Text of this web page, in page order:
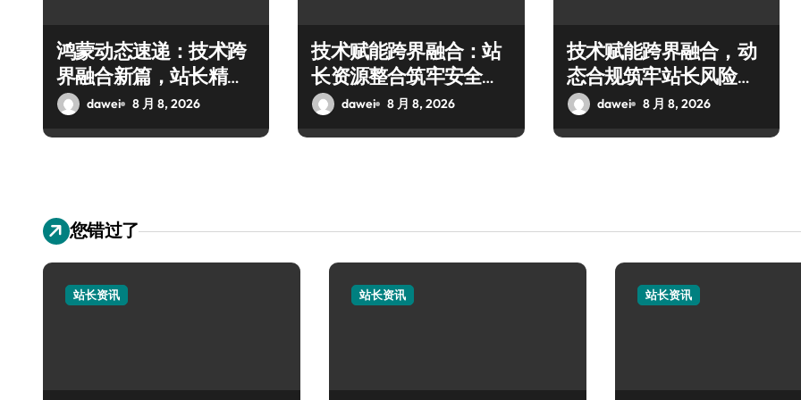
鸿蒙动态速递：技术跨
界融合新篇，站长精选
科技资源指南
dawei 8 月 8, 2026
技术赋能跨界融合：站
长资源整合筑牢安全科
技新防线
dawei 8 月 8, 2026
技术赋能跨界融合，动
态合规筑牢站长风险防
控新屏障
dawei 8 月 8, 2026
您错过了
站长资讯 站长资讯 站长资讯